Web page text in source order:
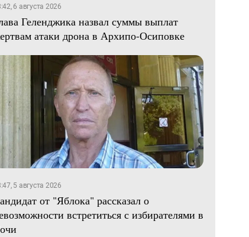
6 августа 2026
Геленджика назвал суммы выплат
атаки дрона в Архипо-Осиповке
5 августа 2026
от "Яблока" рассказал о
встретиться с избирателями в